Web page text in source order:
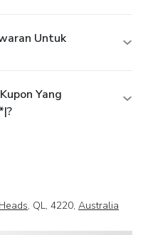
Untuk
Yang
, QL, 4220, Australia